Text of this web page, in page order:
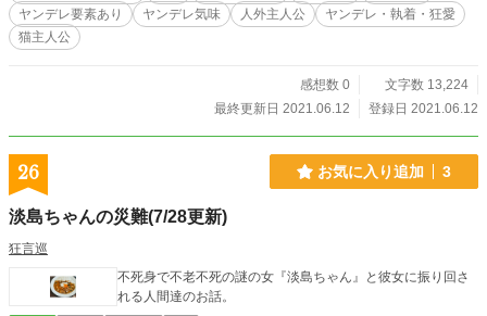
ヤンデレ要素あり
ヤンデレ気味 人外主人公
ヤンデレ・執着・狂愛
猫主人公
感想数 0
文字数 13,224
最終更新日 2021.06.12
登録日 2021.06.12
26 お気に入り追加 3
淡島ちゃんの災難(7/28更新)
狂言巡
不死身で不老不死の謎の女『淡島ちゃん』と彼女に振り回さ
れる人間達のお話。